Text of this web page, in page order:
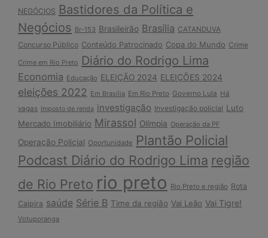
NEGÓCIOS Bastidores da Política e
Negócios Br-153 Brasileirão Brasília CATANDUVA
Concurso Público Conteúdo Patrocinado Copa do Mundo Crime
Crime em Rio Preto Diário do Rodrigo Lima
Economia Educação ELEIÇÃO 2024 ELEIÇÕES 2024
eleições 2022 Em Brasília Em Rio Preto Governo Lula Há
vagas
Imposto de renda investigação Investigação policial Luto
Mercado Imobiliário Mirassol Olímpia Operação da PF
Operação Policial Oportunidade Plantão Policial
Podcast Diário do Rodrigo Lima região
de Rio Preto rio preto Rio Preto e região Rota
Caipira saúde Série B Time da região Vai Leão Vai Tigre!
Votuporanga